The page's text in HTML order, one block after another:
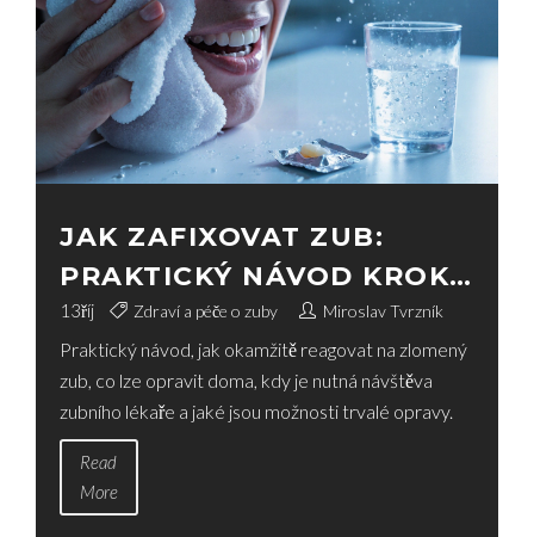
JAK ZAFIXOVAT ZUB:
PRAKTICKÝ NÁVOD KROK
ZA KROKEM
13říj Zdraví a péče o zuby Miroslav Tvrzník
Praktický návod, jak okamžitě reagovat na zlomený
zub, co lze opravit doma, kdy je nutná návštěva
zubního lékaře a jaké jsou možnosti trvalé opravy.
Read
More